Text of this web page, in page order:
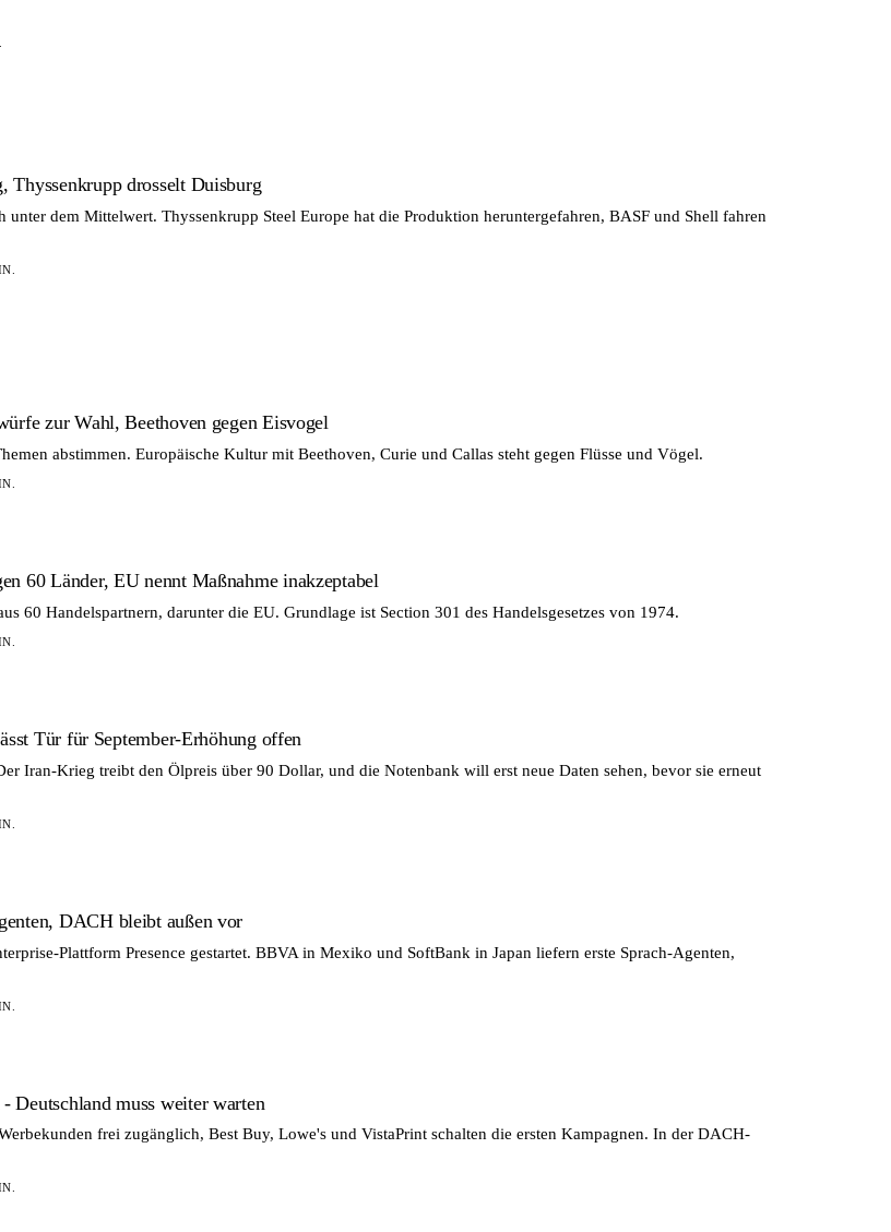
Thyssenkrupp drosselt Duisburg
dem Mittelwert. Thyssenkrupp Steel Europe hat die Produktion heruntergefahren, BASF und Shell fahren
zur Wahl, Beethoven gegen Eisvogel
abstimmen. Europäische Kultur mit Beethoven, Curie und Callas steht gegen Flüsse und Vögel.
60 Länder, EU nennt Maßnahme inakzeptabel
60 Handelspartnern, darunter die EU. Grundlage ist Section 301 des Handelsgesetzes von 1974.
Tür für September-Erhöhung offen
Iran-Krieg treibt den Ölpreis über 90 Dollar, und die Notenbank will erst neue Daten sehen, bevor sie erneut
DACH bleibt außen vor
Plattform Presence gestartet. BBVA in Mexiko und SoftBank in Japan liefern erste Sprach-Agenten,
Deutschland muss weiter warten
frei zugänglich, Best Buy, Lowe's und VistaPrint schalten die ersten Kampagnen. In der DACH-